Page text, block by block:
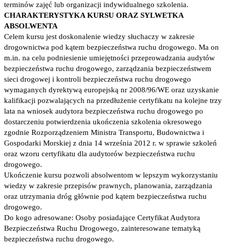
terminów zajęć lub organizacji indywidualnego szkolenia.
CHARAKTERYSTYKA KURSU ORAZ SYLWETKA
ABSOLWENTA
Celem kursu jest doskonalenie wiedzy słuchaczy w zakresie
drogownictwa pod kątem bezpieczeństwa ruchu drogowego. Ma on
m.in. na celu podniesienie umiejętności przeprowadzania audytów
bezpieczeństwa ruchu drogowego, zarządzania bezpieczeństwem
sieci drogowej i kontroli bezpieczeństwa ruchu drogowego
wymaganych dyrektywą europejską nr 2008/96/WE oraz uzyskanie
kalifikacji pozwalających na przedłużenie certyfikatu na kolejne trzy
lata na wniosek audytora bezpieczeństwa ruchu drogowego po
dostarczeniu potwierdzenia ukończenia szkolenia okresowego
zgodnie Rozporządzeniem Ministra Transportu, Budownictwa i
Gospodarki Morskiej z dnia 14 września 2012 r. w sprawie szkoleń
oraz wzoru certyfikatu dla audytorów bezpieczeństwa ruchu
drogowego.
Ukończenie kursu pozwoli absolwentom w lepszym wykorzystaniu
wiedzy w zakresie przepisów prawnych, planowania, zarządzania
oraz utrzymania dróg głównie pod kątem bezpieczeństwa ruchu
drogowego.
Do kogo adresowane: Osoby posiadające Certyfikat Audytora
Bezpieczeństwa Ruchu Drogowego, zainteresowane tematyką
bezpieczeństwa ruchu drogowego.